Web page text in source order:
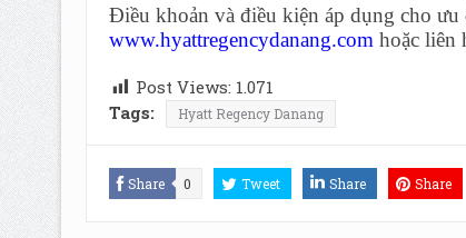
Điều khoản và điều kiện áp dụng cho
www.hyattregencydanang.com hoặc liên
Post Views: 1.071
Tags:
Hyatt Regency Danang
Share 0 Tweet Share Share